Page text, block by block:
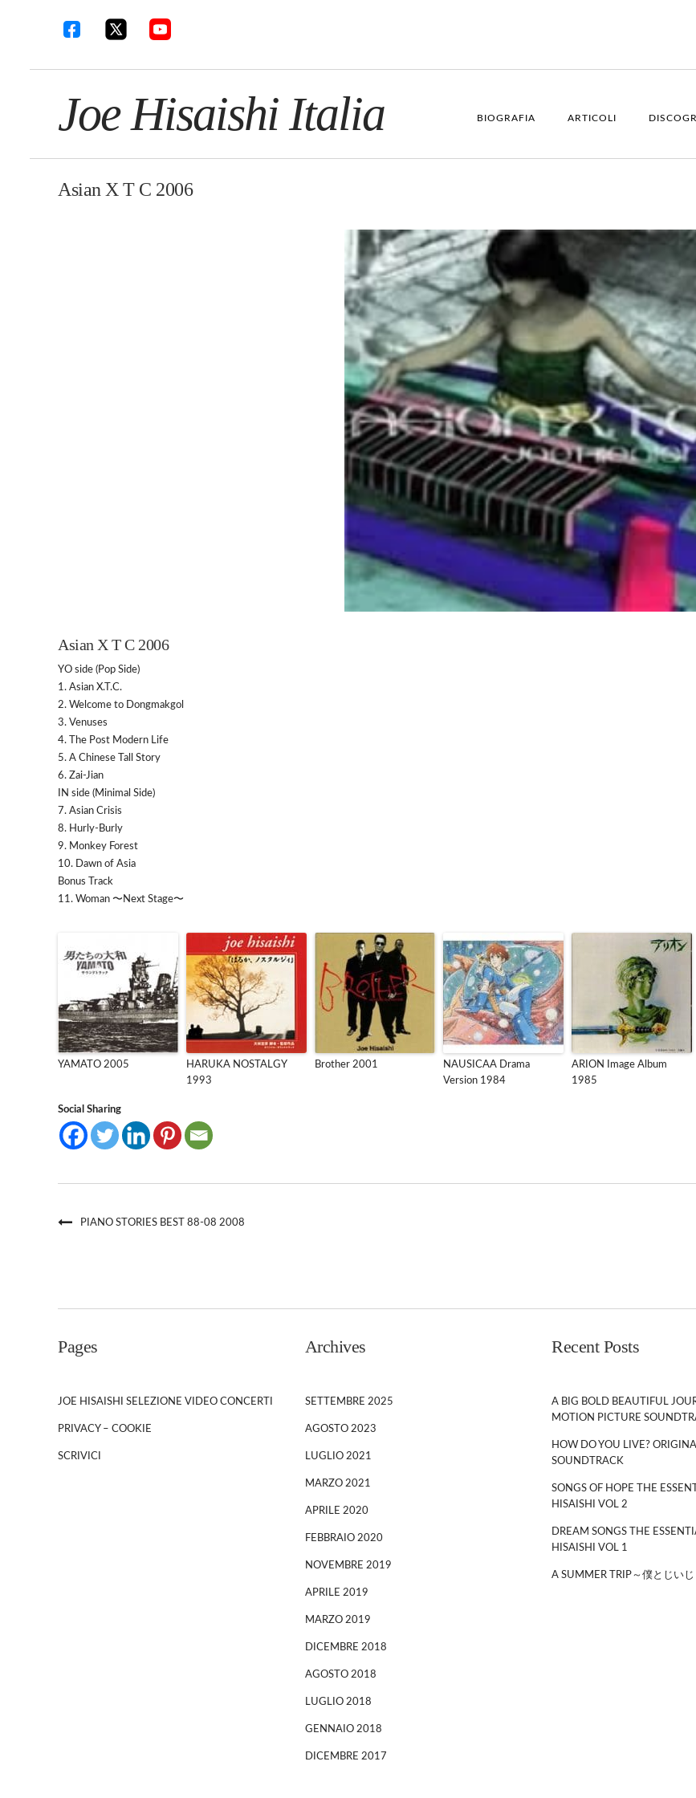
Joe Hisaishi Italia BIOGRAFIA ARTICOLI
Asian X T C 2006
Asian X T C 2006
YO side (Pop Side)
1. Asian X.T.C.
2. Welcome to Dongmakgol
3. Venuses
4. The Post Modern Life
5. A Chinese Tall Story
6. Zai-Jian
IN side (Minimal Side)
7. Asian Crisis
8. Hurly-Burly
9. Monkey Forest
10. Dawn of Asia
Bonus Track
11. Woman 〜Next Stage〜
YAMATO 2005
HARUKA NOSTALGY
1993
Brother 2001
NAUSICAA Drama
Version 1984
ARION Image Album
1985
Social Sharing
PIANO STORIES BEST 88-08 2008
Pages
JOE HISAISHI SELEZIONE VIDEO CONCERTI
PRIVACY – COOKIE
SCRIVICI
Archives
SETTEMBRE 2025
AGOSTO 2023
LUGLIO 2021
MARZO 2021
APRILE 2020
FEBBRAIO 2020
NOVEMBRE 2019
APRILE 2019
MARZO 2019
DICEMBRE 2018
AGOSTO 2018
LUGLIO 2018
GENNAIO 2018
DICEMBRE 2017
Recent Posts
A BIG BOLD BEAUTIFUL
MOTION PICTURE
HOW DO YOU LIVE?
SOUNDTRACK
SONGS OF HOPE THE
HISAISHI VOL 2
DREAM SONGS THE
HISAISHI VOL 1
A SUMMER TRIP～僕とじい